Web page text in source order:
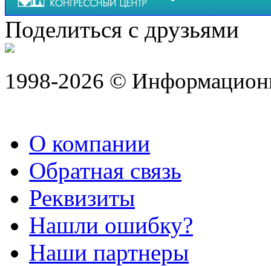
Поделиться с друзьями
1998-2026 ©
О компании
Обратная связь
Реквизиты
Нашли ошибку?
Наши партнеры